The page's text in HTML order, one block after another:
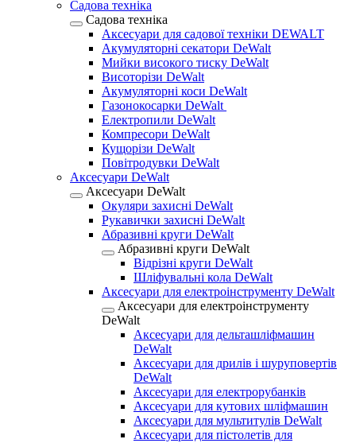
Садова техніка
Садова техніка
Аксесуари для садової техніки DEWALT
Акумуляторні секатори DeWalt
Мийки високого тиску DeWalt
Висоторізи DeWalt
Акумуляторні коси DeWalt
Газонокосарки DeWalt
Електропили DeWalt
Компресори DeWalt
Кущорізи DeWalt
Повітродувки DeWalt
Аксесуари DeWalt
Аксесуари DeWalt
Окуляри захисні DeWalt
Рукавички захисні DeWalt
Абразивні круги DeWalt
Абразивні круги DeWalt
Відрізні круги DeWalt
Шліфувальні кола DeWalt
Аксесуари для електроінструменту DeWalt
Аксесуари для електроінструменту
DeWalt
Аксесуари для дельташліфмашин
DeWalt
Аксесуари для дрилів і шуруповертів
DeWalt
Аксесуари для електрорубанків
Аксесуари для кутових шліфмашин
Аксесуари для мультитулів DeWalt
Аксесуари для пістолетів для